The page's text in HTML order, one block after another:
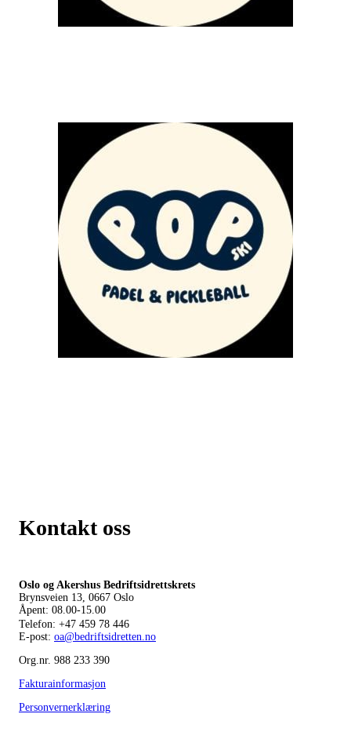
Kontakt oss
Oslo og Akershus Bedriftsidrettskrets
Brynsveien 13, 0667 Oslo
Åpent: 08.00-15.00
Telefon: +47 459 78 446
E-post: oa@bedriftsidretten.no
Org.nr. 988 233 390
Fakturainformasjon
Personvernerklæring